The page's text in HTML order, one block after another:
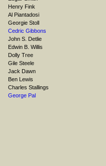
Henry Fink
Al Piantadosi
Georgie Stoll
Cedric Gibbons
John S. Detlie
Edwin B. Willis
Dolly Tree
Gile Steele
Jack Dawn
Ben Lewis
Charles Stallings
George Pal